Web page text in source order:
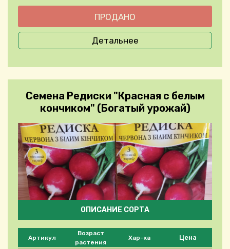
Детальнее
Семена Редиски "Красная с белым
кончиком" (Богатый урожай)
Please select product
Артикул
Возраст
растения
Хар-ка Цена
ОПИСАНИЕ СОРТА